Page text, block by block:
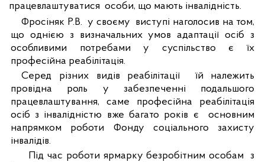
працевлаштуватися особи, що мають інвалідність.
Фросіняк Р.В. у своєму виступі наголосив на том,
що однією з визначальних умов адаптації осіб з
особливими потребами у суспільство є їх
професійна реабілітація.
Серед різних видів реабілітації
їй належить
провідна роль у забезпеченні подальшого
працевлаштування, саме професійна реабілітація
осіб з інвалідністю вже багато років є
основним
напрямком роботи Фонду соціального захисту
інвалідів.
Під час роботи ярмарку безробітним особам
з